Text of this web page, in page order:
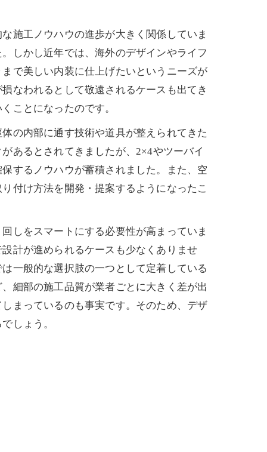
施工ノウハウの進歩が大きく関係していま
しかし近年では、海外のデザインやライフ
で美しい内装に仕上げたいというニーズが
なわれるとして敬遠されるケースも出てき
ことになったのです。
の内部に通す技術や道具が整えられてきた
あるとされてきましたが、2×4やツーバイ
するノウハウが蓄積されました。また、空
付け方法を開発・提案するようになったこ
しをスマートにする必要性が高まっていま
計が進められるケースも少なくありませ
一般的な選択肢の一つとして定着している
細部の施工品質が業者ごとに大きく差が出
まっているのも事実です。そのため、デザ
しょう。